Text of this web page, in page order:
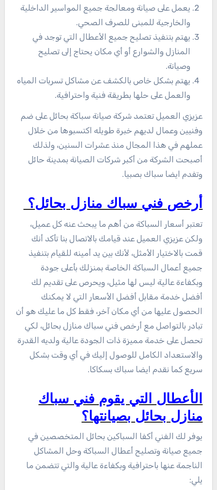
يعمل على صيانة ومعالجة جميع المواسير الداخلية
والخارجية للمبنى للصرف الصحي.
يهتم بتنفيذ تصليح جميع الأعطال التي توجد في
المنازل والشوارع أو أي مكان يحتاج إلى تصليح
وصيانة.
يهتم بشكل خاص بالكشف عن مشاكل تسربات المياه
والعمل على حلها بطريقة فنية واحترافية.
عزيزي العميل تعتمد شركة صيانة سباكة بحائل على ضم
وفنيين وعمال لديهم خبرة طويله اكتسبوها من خلال
عملهم في هذا المجال منذ عشرات السنين، ولذلك
أصبحت الشركة من أكبر شركات الصيانة بمدينة حائل
وتفدم ايضا سباك بصبيا.
أرخص فني سباك منازل بحائل؟
تعتبر أسعار السباكة من أهم ما يبحث عنه كل عميل،
ولكن عزيزي العميل عند قيامك بالاتصال بنا تأكد أنك
قمت بالاختيار الأمثل، لأنك بين يد أمينه للقيام بتنفيذ
جميع أعمال السباكة الخاصة بمنزلك بأعلى جودة
وبكفاءة عالية ليس لها مثيل، ويحرص على تقديم لك
أفضل خدمة مقابل أفضل الأسعار التي لا يمكنك
الحصول عليها من أي مكان آخر، فقط كل ما عليك هو أن
تبادر بالتواصل مع أرخص فني سباك منازل بحائل، لكي
تحصل على خدمة مميزة ذات الجودة عالية ولديه القدرة
والاستعداد الكامل للوصول إليك في أي وقت بشكل
سريع كما نقدم ايضا سباك بسكاكا.
الأعطال التي يقوم فني سباك
منازل بحائل بصيانتها؟
يوفر لك الفني أكفا السباكين بحائل المتخصصين في
جميع صيانة وتصليح أعطال السباكة وحل المشاكل
الناجمة عنها باحترافية وبكفاءة عالية والتي تتضمن ما
يلي: